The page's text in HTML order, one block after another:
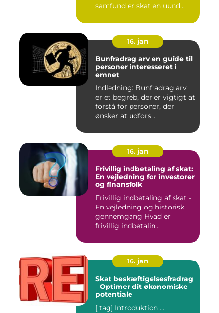
samfund er skat en uund...
16. jan
Bunfradrag arv en guide til
personer interesseret i
emnet
Indledning: Bunfradrag arv
er et begreb, der er vigtigt at
forstå for personer, der
ønsker at udfors...
16. jan
Frivillig indbetaling af skat:
En vejledning for investorer
og finansfolk
Frivillig indbetaling af skat -
En vejledning og historisk
gennemgang Hvad er
frivillig indbetalin...
16. jan
Skat beskæftigelsesfradrag
- Optimer dit økonomiske
potentiale
[ tag] Introduktion ...